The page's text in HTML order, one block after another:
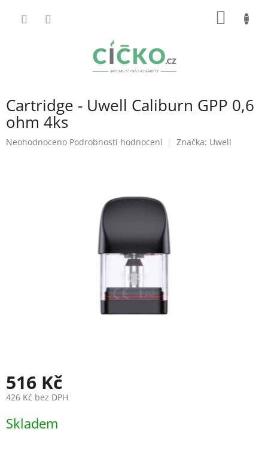
Cartridge - Uwell Caliburn GPP 0,6
ohm 4ks
Průměrné
Neohodnoceno Podrobnosti hodnocení Značka: Uwell
516 Kč
426 Kč bez DPH
cena:
Skladem